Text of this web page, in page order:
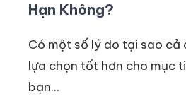
Hạn Không?
Có một số lý do tại sao cả
lựa chọn tốt hơn cho mục
bạn...